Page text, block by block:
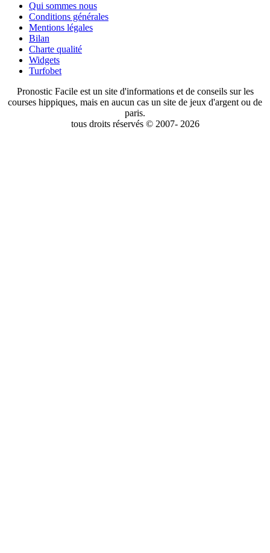
Qui sommes nous
Conditions générales
Mentions légales
Bilan
Charte qualité
Widgets
Turfobet
Pronostic Facile est un site d'informations et de conseils sur les
courses hippiques, mais en aucun cas un site de jeux d'argent ou de
paris.
tous droits réservés © 2007- 2026